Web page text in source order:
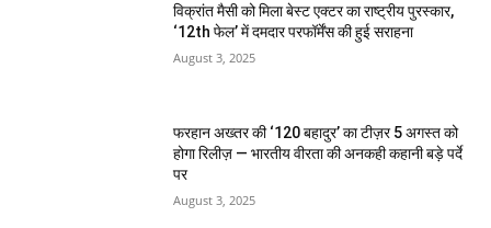
विक्रांत मैसी को मिला बेस्ट एक्टर का राष्ट्रीय पुरस्कार,
‘12th फेल’ में दमदार परफॉर्मेंस की हुई सराहना
August 3, 2025
फरहान अख्तर की ‘120 बहादुर’ का टीज़र 5 अगस्त को
होगा रिलीज़ — भारतीय वीरता की अनकही कहानी बड़े पर्दे
पर
August 3, 2025